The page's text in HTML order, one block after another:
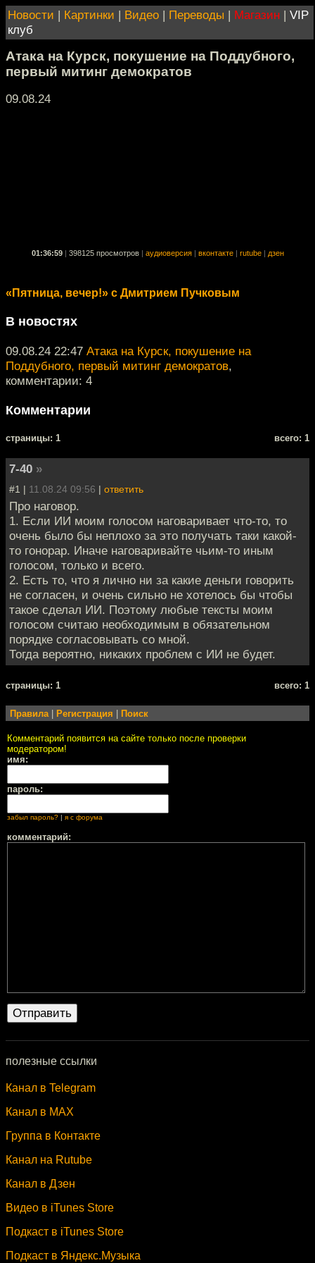
Новости | Картинки | Видео | Переводы | Магазин | VIP
клуб
Атака на Курск, покушение на Поддубного,
первый митинг демократов
09.08.24
01:36:59 398125 просмотров аудиоверсия вконтакте rutube дзен
«Пятница, вечер!» с Дмитрием Пучковым
В новостях
09.08.24 22:47 Атака на Курск, покушение на
Поддубного, первый митинг демократов,
комментарии: 4
Комментарии
cтраницы: 1 всего: 1
7-40 »
#1 | 11.08.24 09:56 | ответить
Про наговор.
1. Если ИИ моим голосом наговаривает что-то, то
очень было бы неплохо за это получать таки какой-
то гонорар. Иначе наговаривайте чьим-то иным
голосом, только и всего.
2. Есть то, что я лично ни за какие деньги говорить
не согласен, и очень сильно не хотелось бы чтобы
такое сделал ИИ. Поэтому любые тексты моим
голосом считаю необходимым в обязательном
порядке согласовывать со мной.
Тогда вероятно, никаких проблем с ИИ не будет.
cтраницы: 1 всего: 1
Правила| Регистрация Поиск
Комментарий появится на сайте только после проверки
модератором!
имя:
пароль:
забыл пароль? я с форума
комментарий:
полезные ссылки
Канал в Telegram
Канал в MAX
Группа в Контакте
Канал на Rutube
Канал в Дзен
Видео в iTunes Store
Подкаст в iTunes Store
Подкаст в Яндекс.Музыка